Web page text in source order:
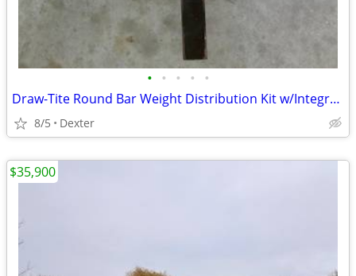
• • • • •
Draw-Tite Round Bar Weight Distribution Kit w/Integrated Sway Bar
8/5 Dexter
$35,900